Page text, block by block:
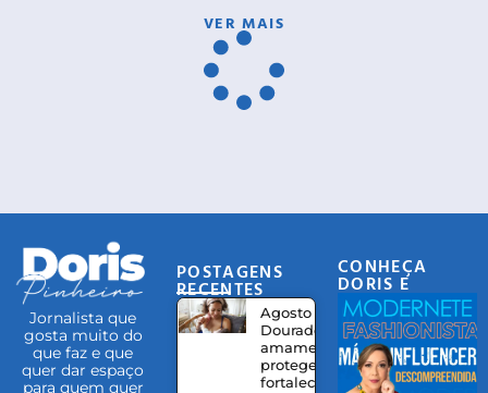
VER MAIS
Jornalista que
gosta muito do
que faz e que
quer dar espaço
para quem quer
POSTAGENS
RECENTES
Agosto
Dourado:
amamentação
protege,
fortalece
CONHEÇA
DORIS E
EQUIPE